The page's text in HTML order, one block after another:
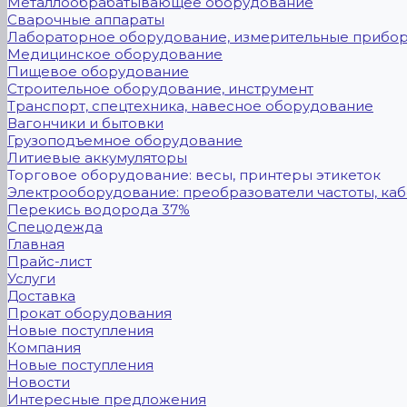
Сварочные аппараты
Лабораторное оборудование, измерительные
Медицинское оборудование
Пищевое оборудование
Строительное оборудование, инструмент
Транспорт, спецтехника, навесное оборудование
Вагончики и бытовки
Грузоподъемное оборудование
Литиевые аккумуляторы
Торговое оборудование: весы, принтеры этикеток
Электрооборудование: преобразователи частоты,
Перекись водорода 37%
Спецодежда
Главная
Прайс-лист
Услуги
Доставка
Прокат оборудования
Новые поступления
Компания
Новые поступления
Новости
Интересные предложения